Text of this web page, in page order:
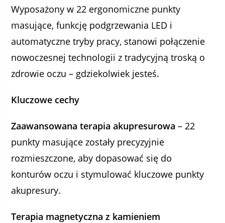
Wyposażony w 22 ergonomiczne punkty
masujące, funkcję podgrzewania LED i
automatyczne tryby pracy, stanowi połączenie
nowoczesnej technologii z tradycyjną troską o
zdrowie oczu – gdziekolwiek jesteś.
Kluczowe cechy
Zaawansowana terapia akupresurowa – 22
punkty masujące zostały precyzyjnie
rozmieszczone, aby dopasować się do
konturów oczu i stymulować kluczowe punkty
akupresury.
Terapia magnetyczna z kamieniem